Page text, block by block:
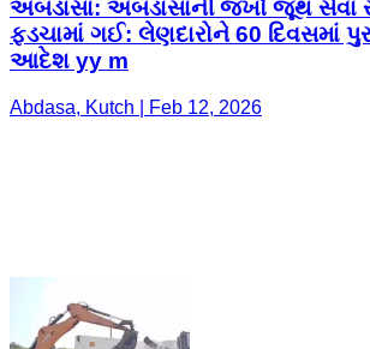
અબડાસા: અબડાસાની જખૌ જૂથ સેવા
ફડચામાં ગઈ: લેણદારોને 60 દિવસમાં
આદેશ yy m
Abdasa, Kutch | Feb 12, 2026